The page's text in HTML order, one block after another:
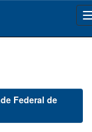
Federal de